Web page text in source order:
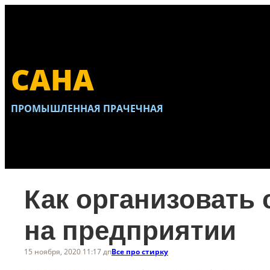
САНА
ПРОМЫШЛЕННАЯ ПРАЧЕЧНАЯ
Как
на предприятии
15 ноября, 2020 11:17 дпВсе про стирку